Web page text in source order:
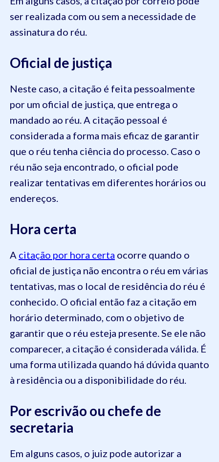
ser realizada com ou sem a necessidade de
assinatura do réu.
Oficial de justiça
Neste caso, a citação é feita pessoalmente
por um oficial de justiça, que entrega o
mandado ao réu. A citação pessoal é
considerada a forma mais eficaz de garantir
que o réu tenha ciência do processo. Caso o
réu não seja encontrado, o oficial pode
realizar tentativas em diferentes horários ou
endereços.
Hora certa
A citação por hora certa ocorre quando o
oficial de justiça não encontra o réu em várias
tentativas, mas o local de residência do réu é
conhecido. O oficial então faz a citação em
horário determinado, com o objetivo de
garantir que o réu esteja presente. Se ele não
comparecer, a citação é considerada válida. É
uma forma utilizada quando há dúvida quanto
à residência ou a disponibilidade do réu.
Por escrivão ou chefe de
secretaria
Em alguns casos, o juiz pode autorizar a